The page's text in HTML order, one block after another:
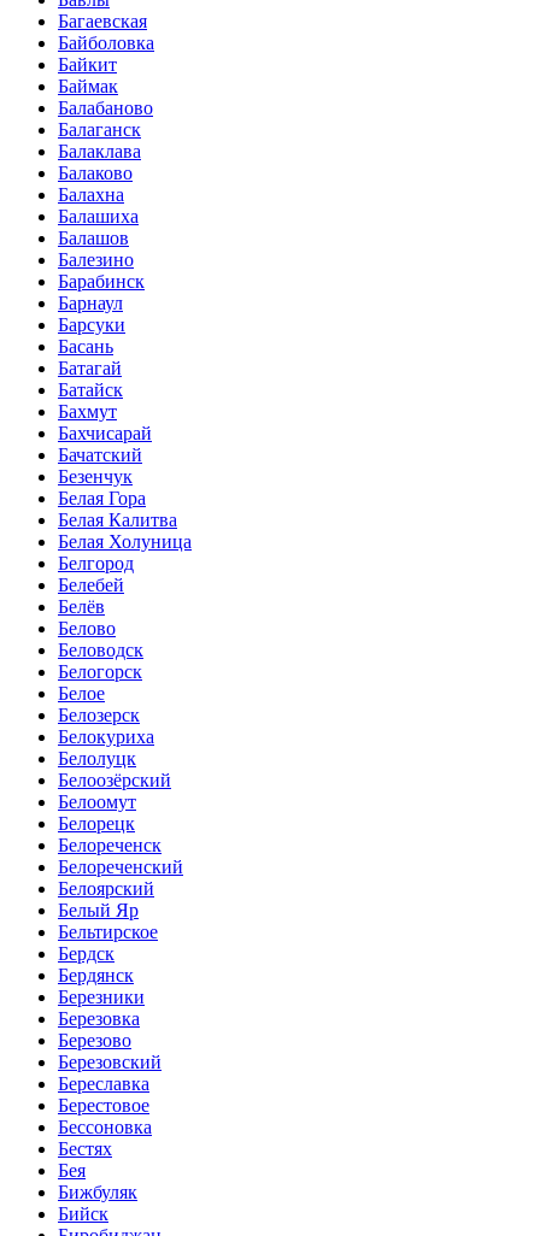
Багаевская
Байболовка
Байкит
Баймак
Балабаново
Балаганск
Балаклава
Балаково
Балахна
Балашиха
Балашов
Балезино
Барабинск
Барнаул
Барсуки
Басань
Батагай
Батайск
Бахмут
Бахчисарай
Бачатский
Безенчук
Белая Гора
Белая Калитва
Белая Холуница
Белгород
Белебей
Белёв
Белово
Беловодск
Белогорск
Белое
Белозерск
Белокуриха
Белолуцк
Белоозёрский
Белоомут
Белорецк
Белореченск
Белореченский
Белоярский
Белый Яр
Бельтирское
Бердск
Бердянск
Березники
Березовка
Березово
Березовский
Береславка
Берестовое
Бессоновка
Бестях
Бея
Бижбуляк
Бийск